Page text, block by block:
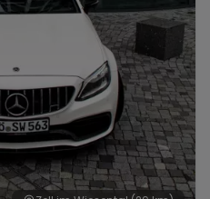
Dodge
Royce Aston Martin